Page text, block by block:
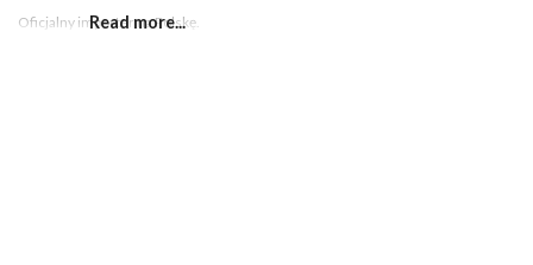
Oficjalny importer na Polskę.
Read more...